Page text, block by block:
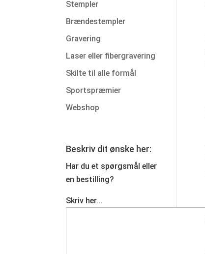
Stempler
Brændestempler
Gravering
Laser eller fibergravering
Skilte til alle formål
Sportspræmier
Webshop
Beskriv dit ønske her:
Har du et spørgsmål eller
en bestilling?
Skriv her...